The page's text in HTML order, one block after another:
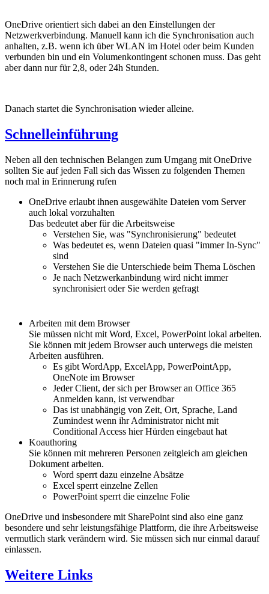
OneDrive orientiert sich dabei an den Einstellungen der
Netzwerkverbindung. Manuell kann ich die Synchronisation auch
anhalten, z.B. wenn ich über WLAN im Hotel oder beim Kunden
verbunden bin und ein Volumenkontingent schonen muss. Das geht
aber dann nur für 2,8, oder 24h Stunden.
Danach startet die Synchronisation wieder alleine.
Schnelleinführung
Neben all den technischen Belangen zum Umgang mit OneDrive
sollten Sie auf jeden Fall sich das Wissen zu folgenden Themen
noch mal in Erinnerung rufen
OneDrive erlaubt ihnen ausgewählte Dateien vom Server
auch lokal vorzuhalten
Das bedeutet aber für die Arbeitsweise
Verstehen Sie, was "Synchronisierung" bedeutet
Was bedeutet es, wenn Dateien quasi "immer In-Sync"
sind
Verstehen Sie die Unterschiede beim Thema Löschen
Je nach Netzwerkanbindung wird nicht immer
synchronisiert oder Sie werden gefragt
Arbeiten mit dem Browser
Sie müssen nicht mit Word, Excel, PowerPoint lokal arbeiten.
Sie können mit jedem Browser auch unterwegs die meisten
Arbeiten ausführen.
Es gibt WordApp, ExcelApp, PowerPointApp,
OneNote im Browser
Jeder Client, der sich per Browser an Office 365
Anmelden kann, ist verwendbar
Das ist unabhängig von Zeit, Ort, Sprache, Land
Zumindest wenn ihr Administrator nicht mit
Conditional Access hier Hürden eingebaut hat
Koauthoring
Sie können mit mehreren Personen zeitgleich am gleichen
Dokument arbeiten.
Word sperrt dazu einzelne Absätze
Excel sperrt einzelne Zellen
PowerPoint sperrt die einzelne Folie
OneDrive und insbesondere mit SharePoint sind also eine ganz
besondere und sehr leistungsfähige Plattform, die ihre Arbeitsweise
vermutlich stark verändern wird. Sie müssen sich nur einmal darauf
einlassen.
Weitere Links